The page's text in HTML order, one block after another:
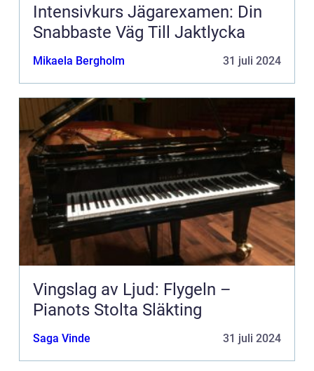
Intensivkurs Jägarexamen: Din
Snabbaste Väg Till Jaktlycka
Mikaela Bergholm 31 juli 2024
Vingslag av Ljud: Flygeln –
Pianots Stolta Släkting
Saga Vinde 31 juli 2024